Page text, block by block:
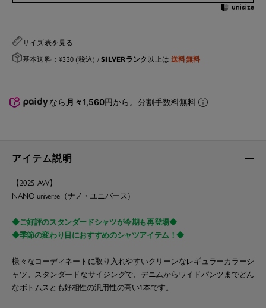
アイテム説明
【2025 AW】
NANO universe（ナノ・ユニバース）
◆ご好評のスタンダードシャツが今期も再登場◆
◆季節の変わり目におすすめのシャツアイテム！◆
様々なコーディネートに取り入れやすいクリーンなレギュラーカラーシ
ャツ。スタンダードなサイジングで、デニムからワイドパンツまでどん
なボトムスとも好相性の汎用性の高い1本です。
サイズ表を見る
基本送料：¥330 (税込) /SILVERランク 以上は送料無料
なら 月々1,560円から。分割手数料無料